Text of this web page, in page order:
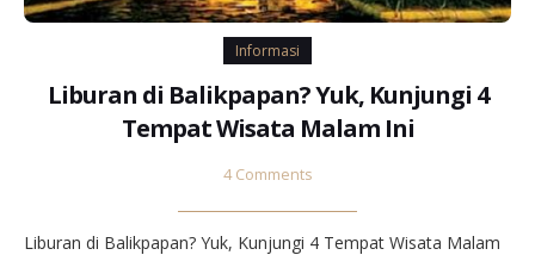
Informasi
Liburan di Balikpapan? Yuk, Kunjungi 4
Tempat Wisata Malam Ini
4 Comments
Liburan di Balikpapan? Yuk, Kunjungi 4 Tempat Wisata Malam